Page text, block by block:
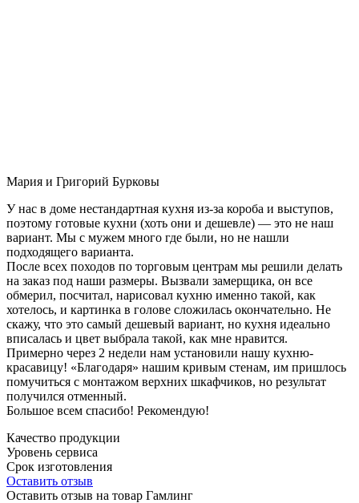
Мария и Григорий Бурковы
У нас в доме нестандартная кухня из-за короба и выступов,
поэтому готовые кухни (хоть они и дешевле) — это не наш
вариант. Мы с мужем много где были, но не нашли
подходящего варианта.
После всех походов по торговым центрам мы решили делать
на заказ под наши размеры. Вызвали замерщика, он все
обмерил, посчитал, нарисовал кухню именно такой, как
хотелось, и картинка в голове сложилась окончательно. Не
скажу, что это самый дешевый вариант, но кухня идеально
вписалась и цвет выбрала такой, как мне нравится.
Примерно через 2 недели нам установили нашу кухню-
красавицу! «Благодаря» нашим кривым стенам, им пришлось
помучиться с монтажом верхних шкафчиков, но результат
получился отменный.
Большое всем спасибо! Рекомендую!
Качество продукции
Уровень сервиса
Срок изготовления
Оставить отзыв
Оставить отзыв на товар Гамлинг